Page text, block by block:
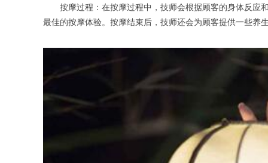
按摩过程：在按摩过程中，技师会根据顾客的身体反应和
最佳的按摩体验。按摩结束后，技师还会为顾客提供一些养